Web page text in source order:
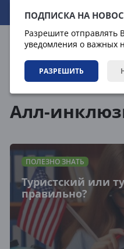
ПОДПИСКА НА
Разрешите отправлять
уведомления о важных
РАЗРЕШИТЬ
08.08.2026 07:53:05
Алл-
ПОЛЕЗНО ЗНАТЬ
Туристский или
правильно?